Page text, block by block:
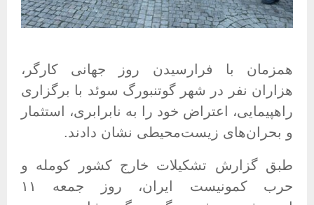
همزمان با فرارسیدن روز جهانی کارگر،
هزاران نفر در شهر گوتنبورگ سوئد با برگزاری
راهپیمایی، اعتراض خود را به نابرابری، استثمار
و بحران‌های زیست‌محیطی نشان دادند.
طبق گزارش تشکیلات خارج کشور کومله و
حرب کمونیست ایران، روز جمعه ۱۱